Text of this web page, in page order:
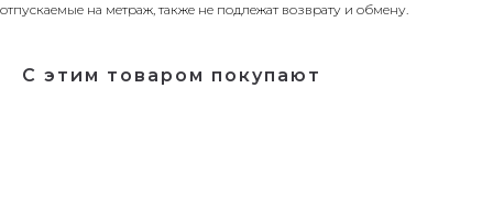
отпускаемые на метраж, также не подлежат возврату и обмену.
С этим товаром покупают